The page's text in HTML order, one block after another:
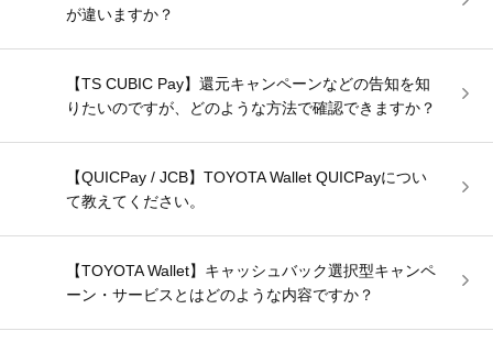
が違いますか？
【TS CUBIC Pay】還元キャンペーンなどの告知を知
りたいのですが、どのような方法で確認できますか？
【QUICPay / JCB】TOYOTA Wallet QUICPayについ
て教えてください。
【TOYOTA Wallet】キャッシュバック選択型キャンペ
ーン・サービスとはどのような内容ですか？